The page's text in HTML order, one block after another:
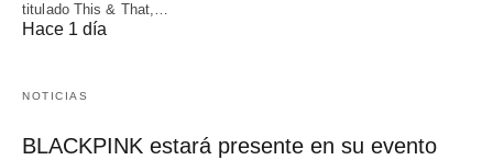
titulado This & That,…
Hace 1 día
NOTICIAS
BLACKPINK estará presente en su evento